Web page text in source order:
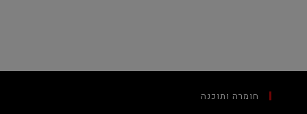
חומרה ותוכנה